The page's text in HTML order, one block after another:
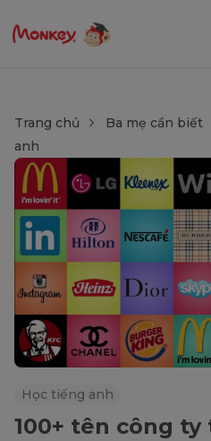
Trang chủ Ba mẹ cần biết
anh
Học tiếng anh
100+ tên công